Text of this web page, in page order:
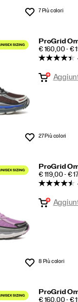
Lista dei desideri
7 Più colori
ProGrid
PRICE
€ 160,00 - €
Lista dei desideri
27 Più colori
ProGrid
PRICE
€ 119,00 - €
Lista dei desideri
8 Più colori
ProGrid
PRICE
€ 160,00 - €